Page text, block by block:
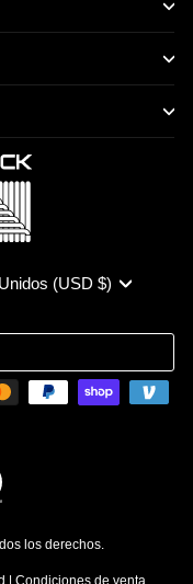
(USD $)
los derechos.
| Condiciones de venta